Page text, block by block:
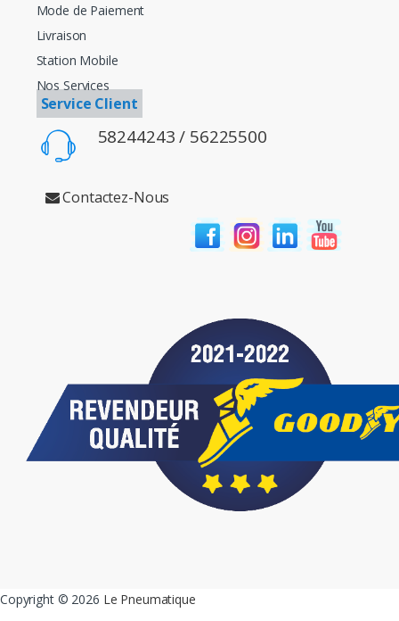
Mode de Paiement
Livraison
Station Mobile
Nos Services
Service Client
58244243 / 56225500
Contactez-Nous
Copyright © 2026 Le Pneumatique